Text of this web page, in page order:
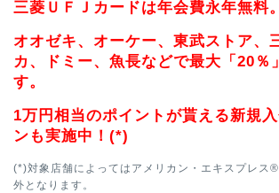
三菱ＵＦＪカードは年会費永年無料。
オオゼキ、オーケー、東武ストア、
カ、ドミー、魚長などで最大「20％
す。
1万円相当のポイントが貰える新規
ンも実施中！(*)
(*)対象店舗によってはアメリカン・エキスプレス
外となります。